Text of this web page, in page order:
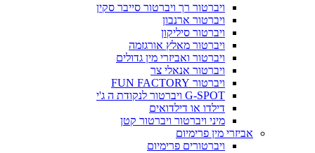
ויברטור רך ויברטור סייבר סקין
ויברטור ארנבון
ויברטור סיליקון
ויברטור מאלץ אורגזמה
ויברטור ואביזרי מין גדולים
ויברטור אנאלי צר
ויברטור FUN FACTORY
G-SPOT ויברטור לנקודת ה ג'י
דילדו או דילדואים
מיני ויברטור ויברטור קטן
אביזרי מין פרימיום
ויברטורים פרימיום